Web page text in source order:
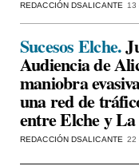
REDACCIÓN DSALICANTE 13
Sucesos Elche.
Audiencia de
maniobra
una red de
entre Elche y
REDACCIÓN DSALICANTE 22